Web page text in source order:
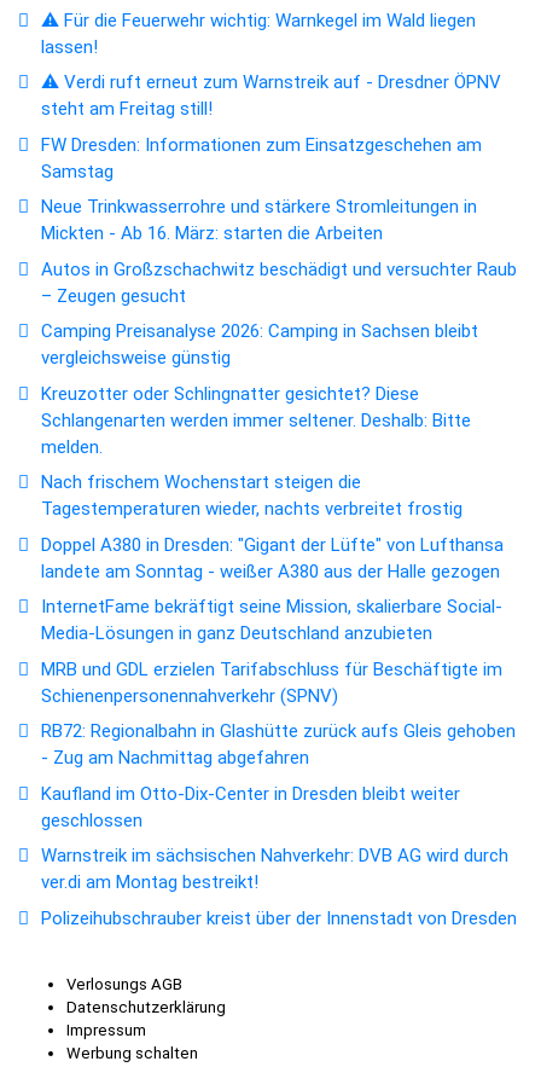
⚠️ Für die Feuerwehr wichtig: Warnkegel im Wald liegen
lassen!
⚠️ Verdi ruft erneut zum Warnstreik auf - Dresdner ÖPNV
steht am Freitag still!
FW Dresden: Informationen zum Einsatzgeschehen am
Samstag
Neue Trinkwasserrohre und stärkere Stromleitungen in
Mickten - Ab 16. März: starten die Arbeiten
Autos in Großzschachwitz beschädigt und versuchter Raub
– Zeugen gesucht
Camping Preisanalyse 2026: Camping in Sachsen bleibt
vergleichsweise günstig
Kreuzotter oder Schlingnatter gesichtet? Diese
Schlangenarten werden immer seltener. Deshalb: Bitte
melden.
Nach frischem Wochenstart steigen die
Tagestemperaturen wieder, nachts verbreitet frostig
Doppel A380 in Dresden: "Gigant der Lüfte" von Lufthansa
landete am Sonntag - weißer A380 aus der Halle gezogen
InternetFame bekräftigt seine Mission, skalierbare Social-
Media-Lösungen in ganz Deutschland anzubieten
MRB und GDL erzielen Tarifabschluss für Beschäftigte im
Schienenpersonennahverkehr (SPNV)
RB72: Regionalbahn in Glashütte zurück aufs Gleis gehoben
- Zug am Nachmittag abgefahren
Kaufland im Otto-Dix-Center in Dresden bleibt weiter
geschlossen
Warnstreik im sächsischen Nahverkehr: DVB AG wird durch
ver.di am Montag bestreikt!
Polizeihubschrauber kreist über der Innenstadt von Dresden
Verlosungs AGB
Datenschutzerklärung
Impressum
Werbung schalten